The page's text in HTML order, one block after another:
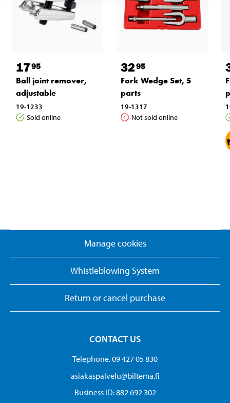
1795
Ball joint remover,
adjustable
19-1233
Sold online
3295
Fork Wedge Set, 5
parts
19-1317
Not sold online
Manage cookies
Whistleblowing System
Return or cancel purchase
CONTACT US
Telephone. 09 427 05 830
asiakaspalvelu@biltema.fi
Business ID:​ 882 692 302